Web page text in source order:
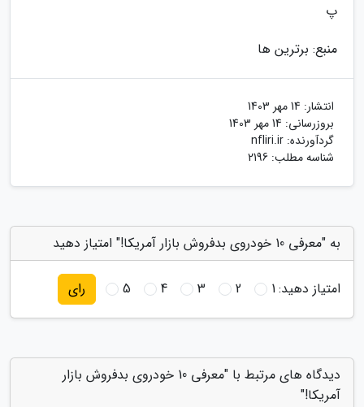
پ
منبع: برترین ها
انتشار: 14 مهر 1403
بروزرسانی: 14 مهر 1403
گردآورنده: nfliri.ir
شناسه مطلب: 2196
به "معرفی 10 خودروی بدفروش بازار آمریکا!" امتیاز دهید
امتیاز دهید:1
2
3
4
5 رای
دیدگاه های مرتبط با "معرفی 10 خودروی بدفروش بازار
آمریکا!"